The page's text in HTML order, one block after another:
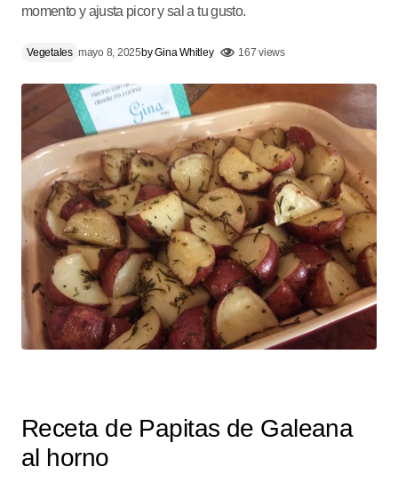
momento y ajusta picor y sal a tu gusto.
Vegetales mayo 8, 2025byGina Whitley 167 views
Receta de Papitas de Galeana
al horno